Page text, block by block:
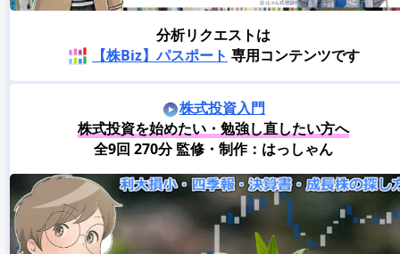
分析リクエストは
【株Biz】パスポート 専用コンテンツです
株式投資入門
株式投資を始めたい・勉強し直したい方へ
全9回 270分 監修・制作：はっしゃん